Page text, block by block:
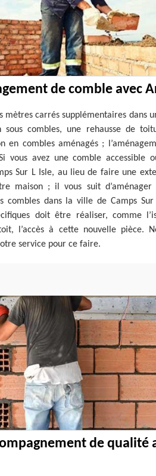
de comble avec
mètres carrés supplémentaires dans
sous combles, une rehausse de
en combles aménagés ;
vous avez une comble accessible
Sur L Isle, au lieu de faire une
maison ; il vous suit
combles dans la ville de Camps
doit être réaliser, comme
l’accès à cette nouvelle pièce.
service pour ce faire.
de qualité